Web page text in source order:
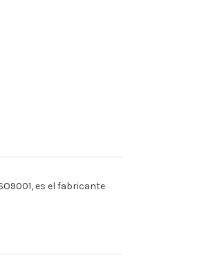
es el fabricante